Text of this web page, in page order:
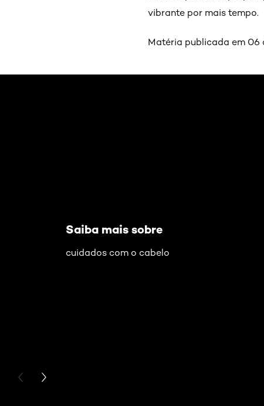
vibrante por mais tempo.
Matéria publicada em 06
Saiba mais sobre
cuidados com o cabelo
PREVIOUS CARD
NEXT CARD